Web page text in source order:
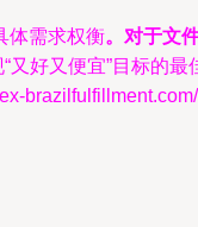
体需求权衡。对于文
好又便宜”目标的